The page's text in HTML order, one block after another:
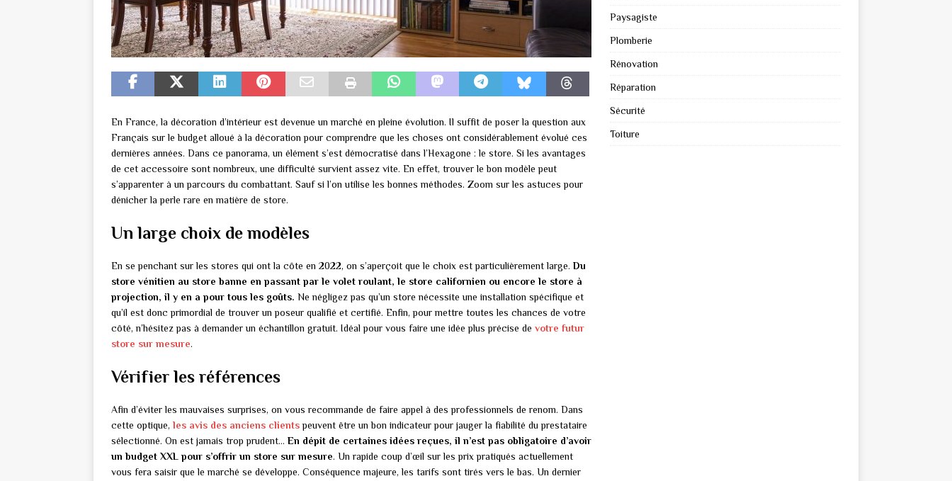
En France, la décoration d’intérieur est devenue un marché en pleine évolution. Il suffit de poser la question aux
Français sur le budget alloué à la décoration pour comprendre que les choses ont considérablement évolué ces
dernières années. Dans ce panorama, un élément s’est démocratisé dans l’Hexagone : le store. Si les avantages
de cet accessoire sont nombreux, une difficulté survient assez vite. En effet, trouver le bon modèle peut
s’apparenter à un parcours du combattant. Sauf si l’on utilise les bonnes méthodes. Zoom sur les astuces pour
dénicher la perle rare en matière de store.
Un large choix de modèles
En se penchant sur les stores qui ont la côte en 2022, on s’aperçoit que le choix est particulièrement large. Du
store vénitien au store banne en passant par le volet roulant, le store californien ou encore le store à
projection, il y en a pour tous les goûts. Ne négligez pas qu’un store nécessite une installation spécifique et
qu’il est donc primordial de trouver un poseur qualifié et certifié. Enfin, pour mettre toutes les chances de votre
côté, n’hésitez pas à demander un échantillon gratuit. Idéal pour vous faire une idée plus précise de votre futur
store sur mesure.
Vérifier les références
Afin d’éviter les mauvaises surprises, on vous recommande de faire appel à des professionnels de renom. Dans
cette optique, les avis des anciens clientspeuvent être un bon indicateur pour jauger la fiabilité du prestataire
sélectionné. On est jamais trop prudent… En dépit de certaines idées reçues, il n’est pas obligatoire d’avoir
un budget XXL pour s’offrir un store sur mesure. Un rapide coup d’œil sur les prix pratiqués actuellement
vous fera saisir que le marché se développe. Conséquence majeure, les tarifs sont tirés vers le bas. Un dernier
Paysagiste
Plomberie
Rénovation
Réparation
Sécurité
Toiture